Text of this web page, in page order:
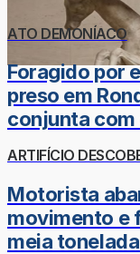
ATO DEMONÍACO
Foragido por
preso em
conjunta com
ARTIFÍCIO
Motorista
movimento e
meia